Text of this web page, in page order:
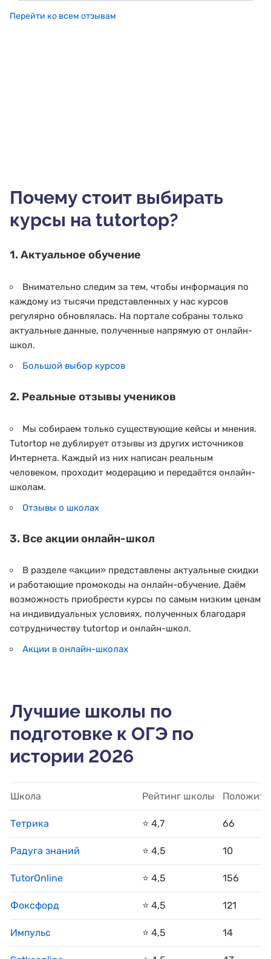
Перейти ко всем отзывам
Почему стоит выбирать
курсы на tutortop?
1. Актуальное обучение
Внимательно следим за тем, чтобы информация по
каждому из тысячи представленных у нас курсов
регулярно обновлялась. На портале собраны только
актуальные данные, полученные напрямую от онлайн-
школ.
Большой выбор курсов
2. Реальные отзывы учеников
Мы собираем только существующие кейсы и мнения.
Tutortop не дублирует отзывы из других источников
Интернета. Каждый из них написан реальным
человеком, проходит модерацию и передаётся онлайн-
школам.
Отзывы о школах
3. Все акции онлайн-школ
В разделе «акции» представлены актуальные скидки
и работающие промокоды на онлайн-обучение. Даём
возможность приобрести курсы по самым низким ценам
на индивидуальных условиях, полученных благодаря
сотрудничеству tutortop и онлайн-школ.
Акции в онлайн-школах
Лучшие школы по
подготовке к ОГЭ по
истории 2026
Школа Рейтинг школы
Тетрика ⭐️ 4,7 66
Радуга знаний ⭐️ 4,5 10
TutorOnline ⭐️ 4,5 156
Фоксфорд ⭐️ 4,5 121
Импульс ⭐️ 4,5 14